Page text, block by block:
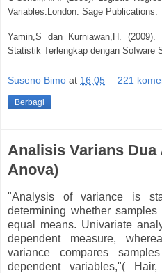
Variables.London: Sage Publications.
Yamin,S dan Kurniawan,H.
Statistik Terlengkap dengan
Suseno Bimo at 16.05 221
Berbagi
Analisis Varians Dua
Anova)
"Analysis of variance is
determining whether
equal means. Univariate
dependent measure,
variance compares
dependent variables,"(